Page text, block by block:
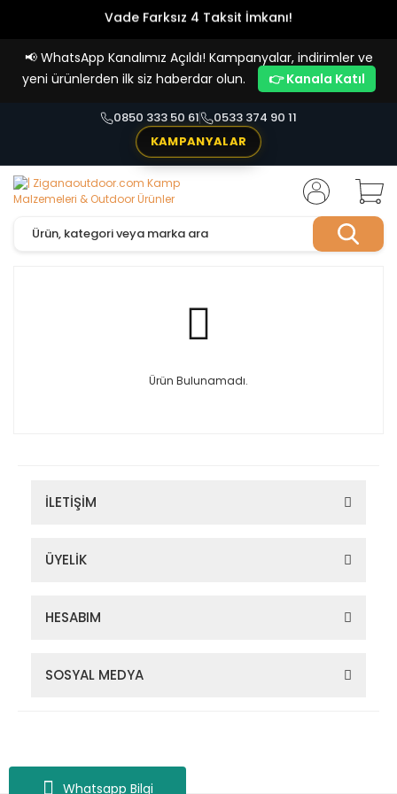
Whatsapp Bilgi
Vade Farksız 4 Taksit İmkanı!
📢 WhatsApp Kanalımız Açıldı! Kampanyalar, indirimler ve
yeni ürünlerden ilk siz haberdar olun.
👉 Kanala Katıl
0850 333 50 61
0533 374 90 11
KAMPANYALAR
Ürün Bulunamadı.
İLETİŞİM
ÜYELİK
HESABIM
SOSYAL MEDYA